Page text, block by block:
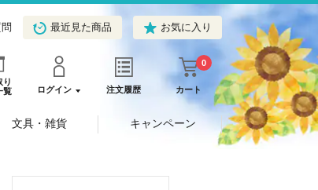
最近見た商品 お気に入り
り
覧
ログイン 注文履歴 カート
0
文具・雑貨 キャンペーン